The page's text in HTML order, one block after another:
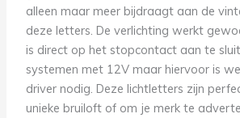
alleen maar meer bijdraagt aan de
deze letters. De verlichting werkt
is direct op het stopcontact aan te
systemen met 12V maar hiervoor is
driver nodig. Deze lichtletters zijn
unieke bruiloft of om je merk te